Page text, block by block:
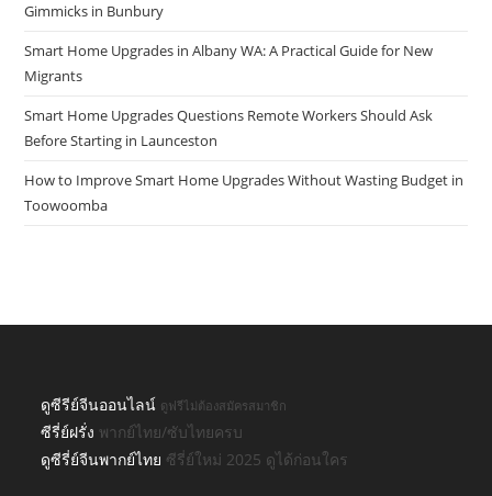
Gimmicks in Bunbury
Smart Home Upgrades in Albany WA: A Practical Guide for New
Migrants
Smart Home Upgrades Questions Remote Workers Should Ask
Before Starting in Launceston
How to Improve Smart Home Upgrades Without Wasting Budget in
Toowoomba
ดูซีรีย์จีนออนไลน์ ดูฟรีไม่ต้องสมัครสมาชิก
ซีรี่ย์ฝรั่ง พากย์ไทย/ซับไทยครบ
ดูซีรี่ย์จีนพากย์ไทย ซีรี่ย์ใหม่ 2025 ดูได้ก่อนใคร